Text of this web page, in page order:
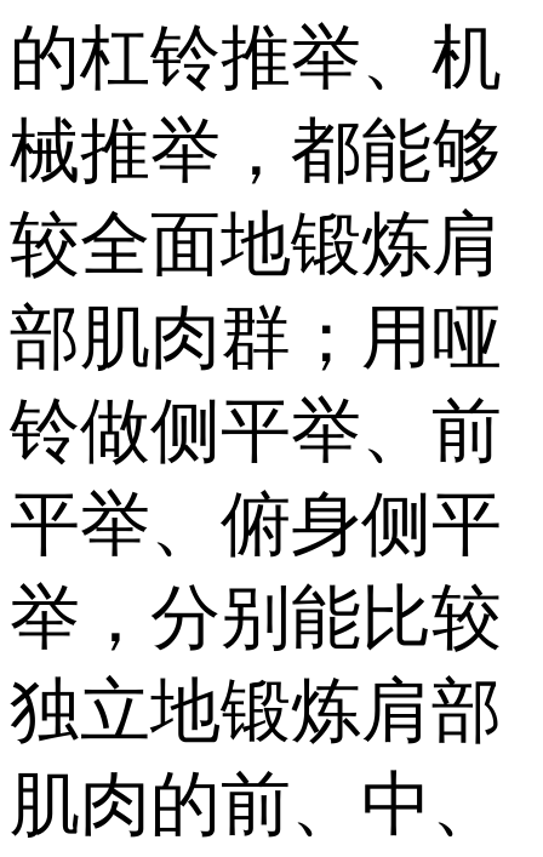
的杠铃推举、机
械推举，都能够
较全面地锻炼肩
部肌肉群；用哑
铃做侧平举、前
平举、俯身侧平
举，分别能比较
独立地锻炼肩部
肌肉的前、中、